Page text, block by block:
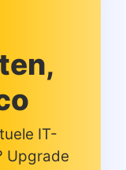
IT-
Upgrade